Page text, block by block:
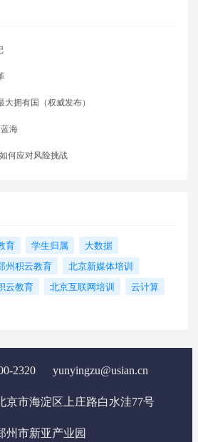
拥有国（权威发布）
海
何应对风险挑战
育 学生归属
大数据
州积云教育
北京新媒体培训
云教育 北京互联网培训
云计算